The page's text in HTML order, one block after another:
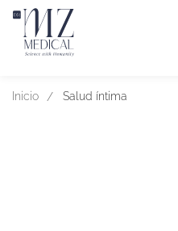
Inicio Salud íntima